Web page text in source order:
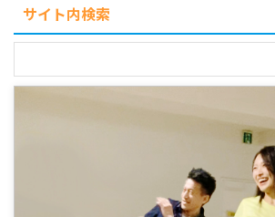
サイト内検索